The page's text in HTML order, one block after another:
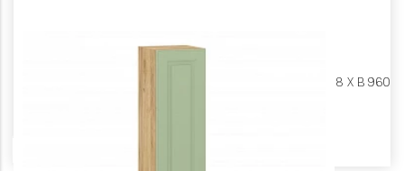
Ш 400 X Г 318 X В 960